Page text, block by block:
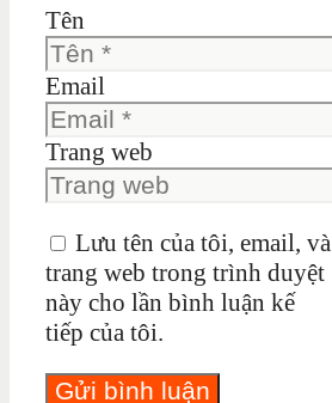
Tên
Email
Trang web
Lưu tên của tôi, email, và
trang web trong trình duyệt
này cho lần bình luận kế
tiếp của tôi.